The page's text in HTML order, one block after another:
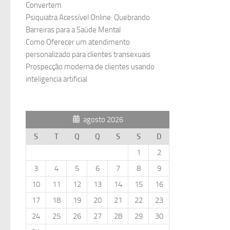
Convertem
Psiquiatra Acessível Online: Quebrando
Barreiras para a Saúde Mental
Como Oferecer um atendimento
personalizado para clientes transexuais
Prospecção moderna de clientes usando
inteligencia artificial
agosto 2026
S
T Q Q S S
D
1
2
3
4 5 6 7 8
9
10
11 12 13 14 15
16
17
18 19 20 21 22
23
24
25 26 27 28 29
30